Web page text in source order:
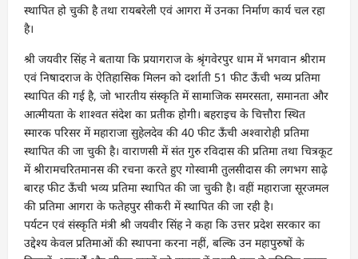
स्थापित हो चुकी है तथा रायबरेली एवं आगरा में उनका निर्माण कार्य चल रहा
है।
श्री जयवीर सिंह ने बताया कि प्रयागराज के श्रृंगवेरपुर धाम में भगवान श्रीराम
एवं निषादराज के ऐतिहासिक मिलन को दर्शाती 51 फीट ऊँची भव्य प्रतिमा
स्थापित की गई है, जो भारतीय संस्कृति में सामाजिक समरसता, समानता और
आत्मीयता के शाश्वत संदेश का प्रतीक होगी। बहराइच के चित्तौरा स्थित
स्मारक परिसर में महाराजा सुहेलदेव की 40 फीट ऊँची अश्वारोही प्रतिमा
स्थापित की जा चुकी है। वाराणसी में संत गुरु रविदास की प्रतिमा तथा चित्रकूट
में श्रीरामचरितमानस की रचना करते हुए गोस्वामी तुलसीदास की लगभग साढ़े
बारह फीट ऊँची भव्य प्रतिमा स्थापित की जा चुकी है। वहीं महाराजा सूरजमल
की प्रतिमा आगरा के फतेहपुर सीकरी में स्थापित की जा रही है।
पर्यटन एवं संस्कृति मंत्री श्री जयवीर सिंह ने कहा कि उत्तर प्रदेश सरकार का
उद्देश्य केवल प्रतिमाओं की स्थापना करना नहीं, बल्कि उन महापुरुषों के